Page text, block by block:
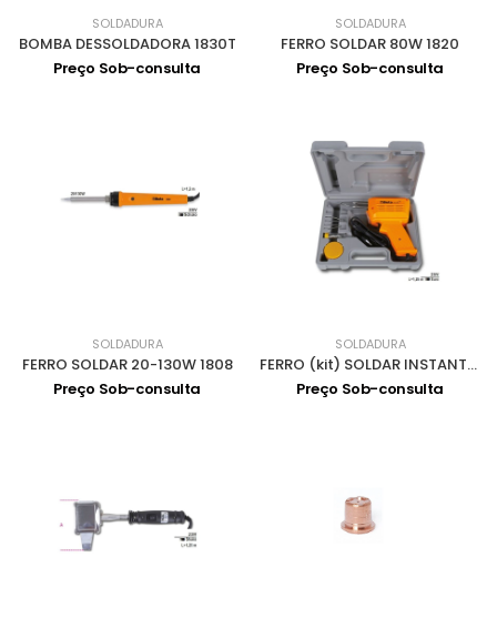
SOLDADURA
BOMBA DESSOLDADORA 1830T
Preço Sob-consulta
SOLDADURA
FERRO SOLDAR 80W 1820
Preço Sob-consulta
SOLDADURA
FERRO SOLDAR 20-130W 1808
Preço Sob-consulta
SOLDADURA
FERRO (kit) SOLDAR INSTANTANEO 150W 1812/150
Preço Sob-consulta